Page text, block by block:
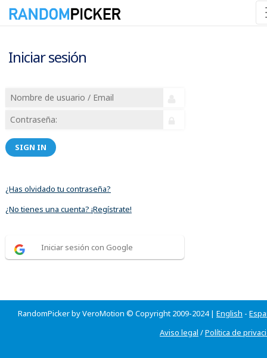
Iniciar sesión
SIGN IN
¿Has olvidado tu contraseña?
¿No tienes una cuenta? ¡Regístrate!
Iniciar sesión con Google
RandomPicker by VeroMotion © Copyright 2009-2024 | English -
Aviso legal /Política de